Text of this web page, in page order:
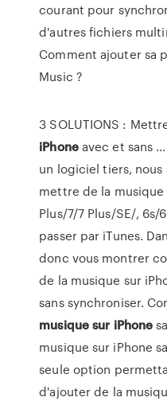
courant pour
d'autres fichiers
Comment ajouter sa
Music ?
3 SOLUTIONS :
iPhoneavec et sans
un logiciel tiers, nous
mettre de la musique
Plus/7/7 Plus/SE/, 6s/
passer par iTunes.
donc vous montrer
de la musique sur
sans synchroniser.
musiquesur iPhone
musique sur iPhone
seule option
d'ajouter de la